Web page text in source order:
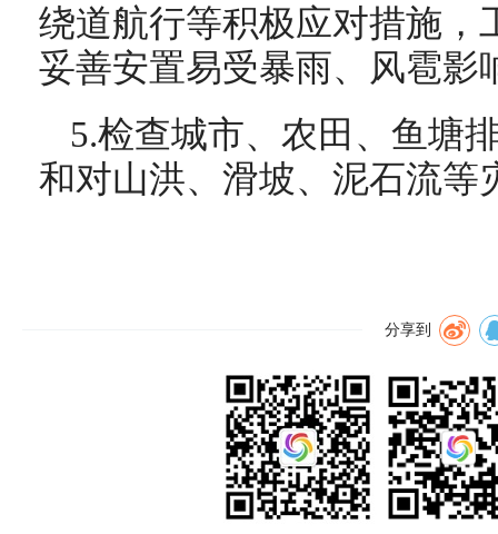
绕道航行等积极应对措施，
妥善安置易受暴雨、风雹影
5.检查城市、农田、鱼塘
和对山洪、滑坡、泥石流等
分享到